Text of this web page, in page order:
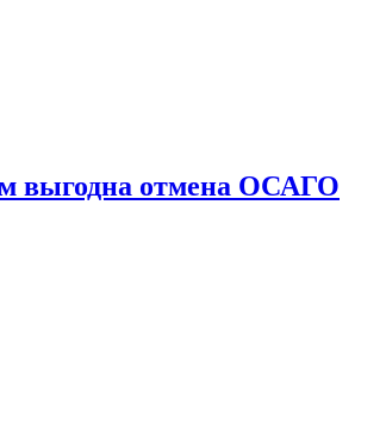
выгодна отмена ОСАГО